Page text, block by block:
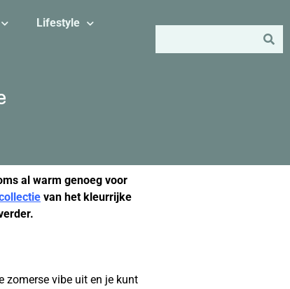
Lifestyle
al warm genoeg voor
van het kleurrijke
zomerse vibe uit en je kunt